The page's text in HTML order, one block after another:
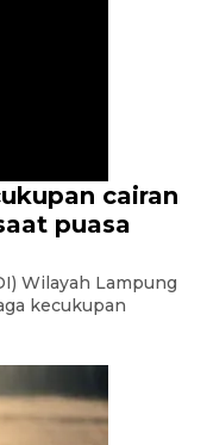
cairan
puasa
Wilayah Lampung
kecukupan